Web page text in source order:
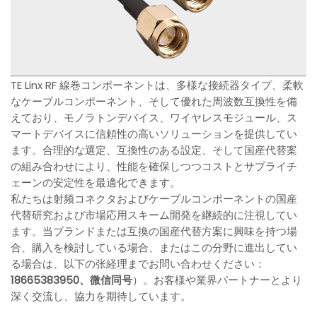
TE Linx RF 線巻コンポーネントは、多様な接続器タイプ、柔軟
なケーブルコンポーネント、そして優れた周波数互換性を備
えており、モノラトンデバイス、ワイヤレスモジュール、ス
マートデバイスに信頼性の高いソリューションを提供してい
ます。合理的な選定、互換性のある設定、そして国産代替案
の組み合わせにより、性能を確保しつつコストとサプライチ
ェーンの安定性を最適化できます。
私たちは射频コネクタおよびケーブルコンポーネントの国産
代替研究および市場応用スキーム開発を継続的に注視してい
ます。当ブランドまたは互換の国産代替方案に興味を持つ場
合、購入を検討している場合、またはこの分野に進出してい
る場合は、以下の张経理までお問い合わせください：
18665383950、微信同号）。お客様や業界パートナーとより
深く交流し、協力を期待しています。